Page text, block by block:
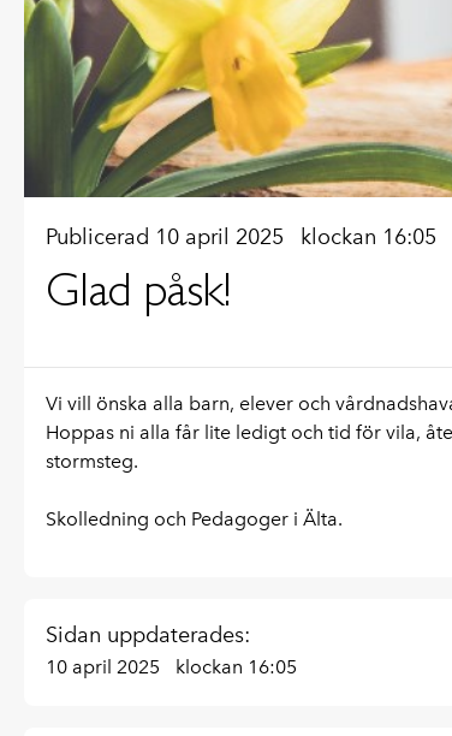
Publicerad 10 april 2025 klockan 16:05
Glad påsk!
Vi vill önska alla barn, elever och
Hoppas ni alla får lite ledigt och tid för vila,
stormsteg.
Skolledning och Pedagoger i Älta.
Sidan uppdaterades:
10 april 2025 klockan 16:05